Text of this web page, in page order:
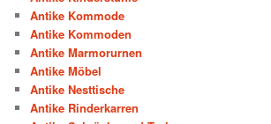
Antike Kommode
Antike Kommoden
Antike Marmorurnen
Antike Möbel
Antike Nesttische
Antike Rinderkarren